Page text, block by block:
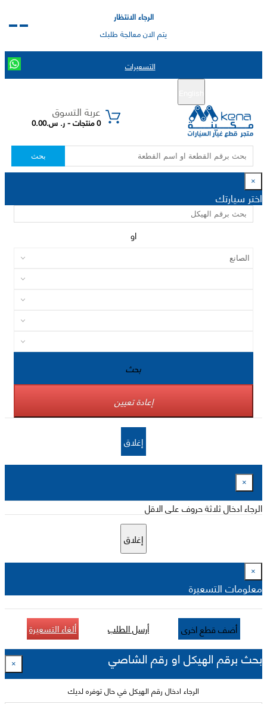
الرجاء الانتظار
يتم الان معالجة طلبك
التسعيرات
عربة التسوق
0 منتجات - ر. س.0.00
بحث
×
اختر سيارتك
او
بحث
إعادة تعيين
إغلاق
×
الرجاء ادخال ثلاثة حروف على الاقل
إغلاق
×
معلومات التسعيرة
أضف قطع اخرى أرسل الطلب ألغاء التسعيرة
بحث برقم الهيكل او رقم الشاصي ×
الرجاء ادخال رقم الهيكل في حال توفره لديك